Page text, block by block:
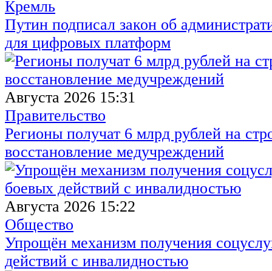
Кремль
Путин подписал закон об
для цифровых платформ
Августа 2026 15:31
Правительство
Регионы получат 6 млрд рублей на
восстановление медучреждений
Августа 2026 15:22
Общество
Упрощён механизм получения
действий с инвалидностью